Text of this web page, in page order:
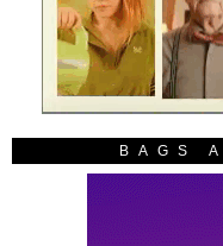
BAGS